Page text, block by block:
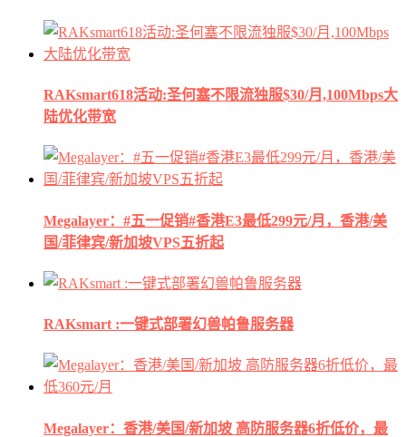
RAKsmart618活动:圣何塞不限流独服$30/月,100Mbps大
陆优化带宽
Megalayer：#五一促销#香港E3最低299元/月，香港/美
国/菲律宾/新加坡VPS五折起
RAKsmart :一键式部署幻兽帕鲁服务器
Megalayer：香港/美国/新加坡 高防服务器6折低价，最